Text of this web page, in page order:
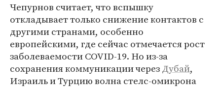
Чепурнов считает, что вспышку
откладывает только снижение контактов с
другими странами, особенно
европейскими, где сейчас отмечается рост
заболеваемости COVID-19. Но из-за
сохранения коммуникации черезДубай,
Израиль и Турцию волна стелс-омикрона